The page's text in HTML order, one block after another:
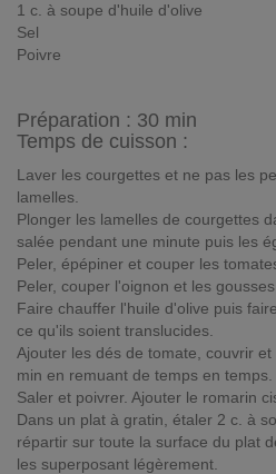
1 c. à soupe d'huile d'olive
Sel
Poivre
Préparation : 30 min
Temps de cuisson :
Laver les courgettes et ne pas les
lamelles.
Plonger les lamelles de courgettes
salée pendant une minute puis les
Peler, épépiner et couper les
Peler, couper l'oignon et les
Faire chauffer l'huile d'olive puis
ce qu'ils soient translucides.
Ajouter les dés de tomate, couvrir
min en remuant de temps en temps.
Saler et poivrer. Ajouter le romarin
Dans un plat à gratin, étaler 2 c. à
répartir sur toute la surface du plat
les superposant légèrement.